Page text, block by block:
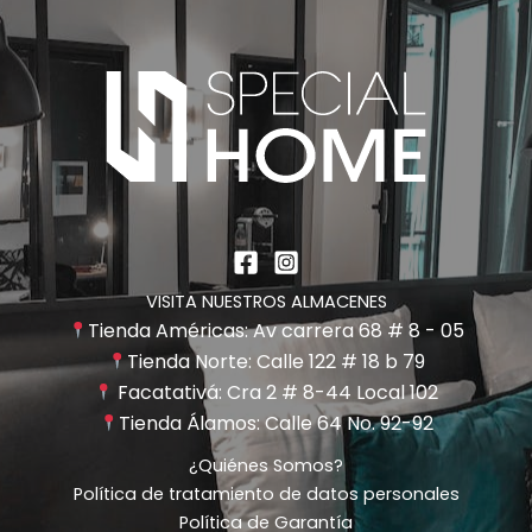
VISITA NUESTROS ALMACENES
Tienda Américas: Av carrera 68 # 8 - 05
Tienda Norte: Calle 122 # 18 b 79
Facatativá: Cra 2 # 8-44 Local 102
Tienda Álamos: Calle 64 No. 92-92
¿Quiénes Somos?
Política de tratamiento de datos personales
Política de Garantía